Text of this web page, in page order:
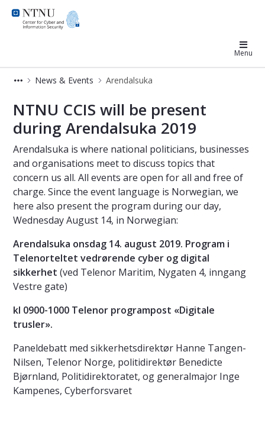
Center for Cyber and Information
Menu
News & Events Arendalsuka
Arendalsuka
NTNU CCIS will be present
during Arendalsuka 2019
Arendalsuka is where national politicians, businesses
and organisations meet to discuss topics that
concern us all. All events are open for all and free of
charge. Since the event language is Norwegian, we
here also present the program during our day,
Wednesday August 14, in Norwegian:
Arendalsuka onsdag 14. august 2019. Program i
Telenorteltet vedrørende cyber og digital
sikkerhet (ved Telenor Maritim, Nygaten 4, inngang
Vestre gate)
kl 0900-1000 Telenor programpost «Digitale
trusler».
Paneldebatt med sikkerhetsdirektør Hanne Tangen-
Nilsen, Telenor Norge, politidirektør Benedicte
Bjørnland, Politidirektoratet, og generalmajor Inge
Kampenes, Cyberforsvaret